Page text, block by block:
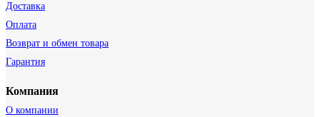
Доставка
Оплата
Возврат и обмен товара
Гарантия
Компания
О компании